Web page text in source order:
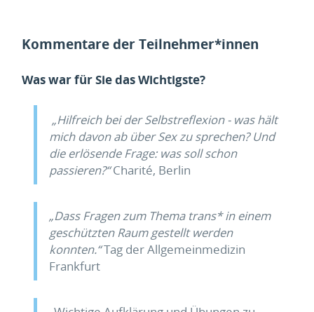
Kommentare der Teilnehmer*innen
Was war für Sie das Wichtigste?
„Hilfreich bei der Selbstreflexion - was hält
mich davon ab über Sex zu sprechen? Und
die erlösen­de Frage: was soll schon
passieren?“Charité, Berlin
„Dass Fragen zum Thema trans* in einem
geschützten Raum gestellt werden
konnten.“Tag der Allgemeinmedizin
Frankfurt